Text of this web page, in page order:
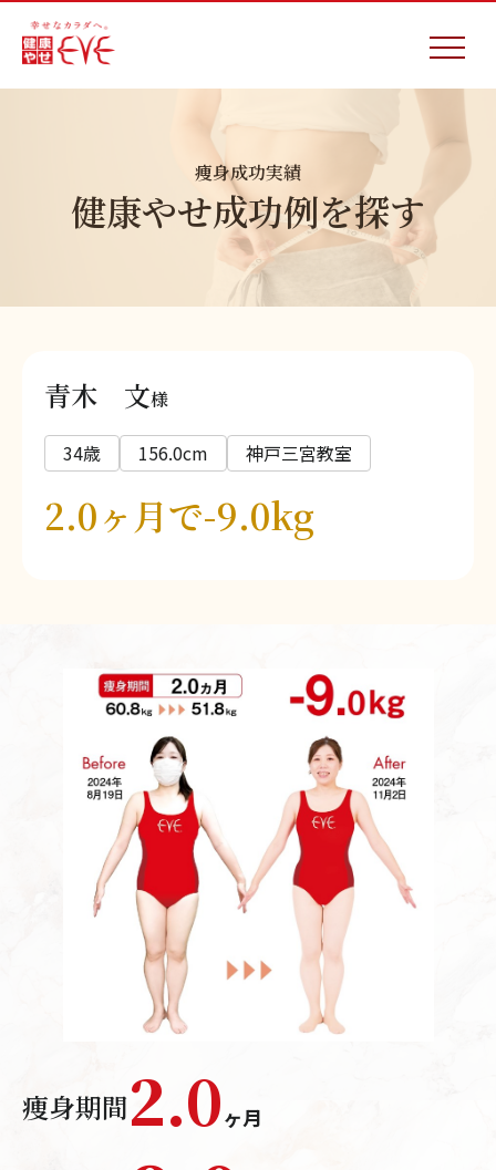
痩身成功実績
健康やせ成功例を探す
青木 文様
34歳 156.0cm 神戸三宮教室
2.0ヶ月で-9.0kg
痩身期間2.0ヶ月